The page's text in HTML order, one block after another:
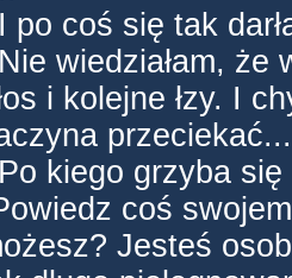
po coś się tak
wiedziałam, że
i kolejne łzy. I
przeciekać...
kiego grzyba się
coś
Jesteś